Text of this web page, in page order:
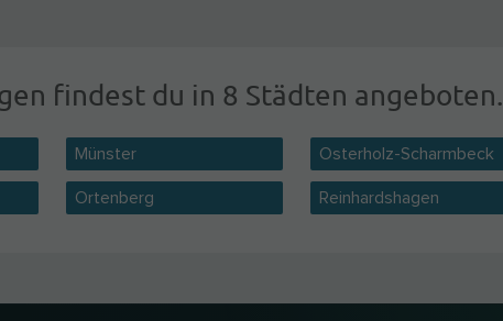
findest du in 8 Städten angeboten.
Münster
Ortenberg
Osterholz-Scharmbeck
Reinhardshagen